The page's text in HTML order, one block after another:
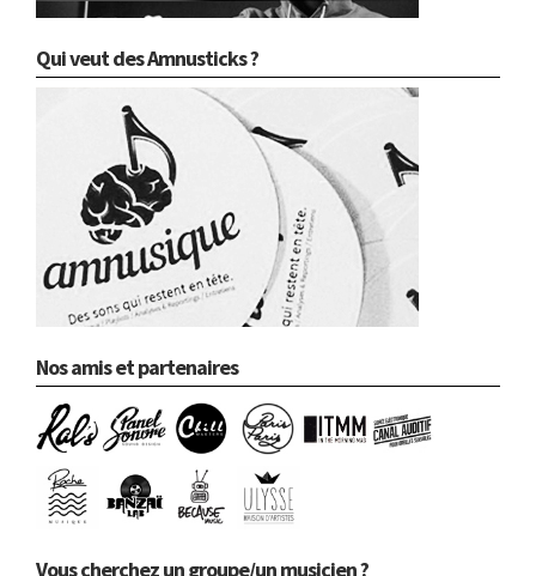
Qui veut des Amnusticks ?
Nos amis et partenaires
Vous cherchez un groupe/un musicien ?